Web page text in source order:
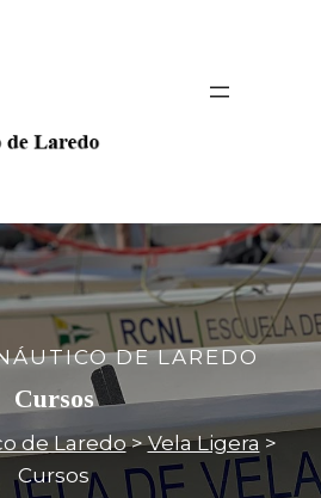
DE LAREDO
Cursos
de Laredo>Vela Ligera >
Cursos